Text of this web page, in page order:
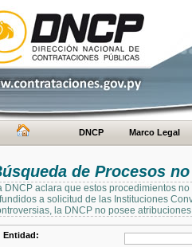
DNCP Marco Legal
de Procesos
DNCP aclara que estos procedimientos
a solicitud de las Instituciones
la DNCP no posee
Entidad: